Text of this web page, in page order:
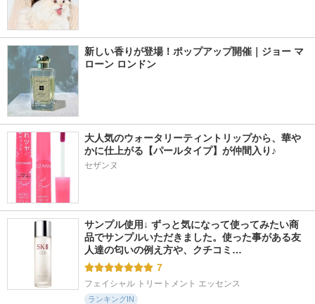
新しい香りが登場！ポップアップ開催｜ジョー マ
ローン ロンドン
大人気のウォータリーティントリップから、華や
かに仕上がる【パールタイプ】が仲間入り♪
セザンヌ
サンプル使用↓ ずっと気になって使ってみたい商
品でサンプルいただきました。使った事がある友
人達の匂いの例え方や、クチコミ…
7
フェイシャル トリートメント エッセンス
ランキングIN